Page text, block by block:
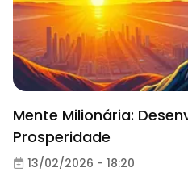
Mente Milionária:
Prosperidade
13/02/2026 - 18:20